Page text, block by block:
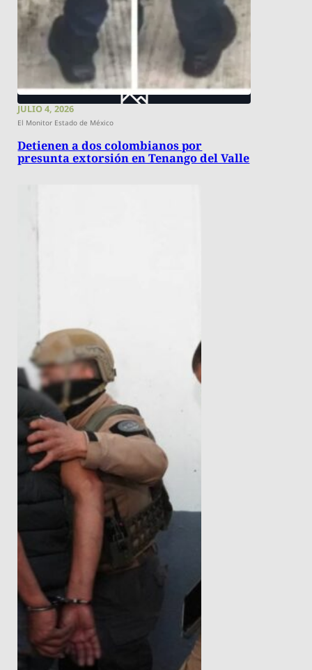
JULIO 4, 2026
El Monitor Estado de México
Detienen a dos colombianos por
presunta extorsión en Tenango del Valle